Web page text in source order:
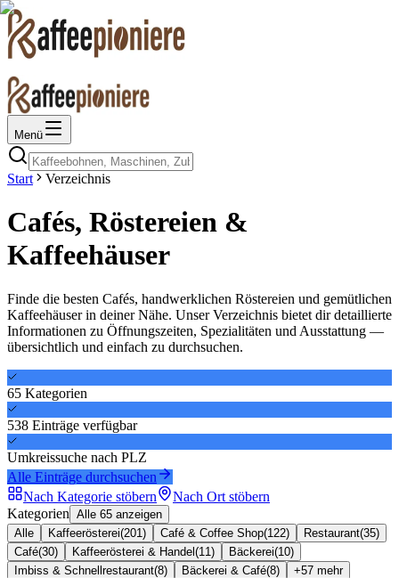
Menü
Start Verzeichnis
Cafés, Röstereien &
Kaffeehäuser
Finde die besten Cafés, handwerklichen Röstereien und gemütlichen
Kaffeehäuser in deiner Nähe. Unser Verzeichnis bietet dir detaillierte
Informationen zu Öffnungszeiten, Spezialitäten und Ausstattung —
übersichtlich und einfach zu durchsuchen.
65 Kategorien
538 Einträge verfügbar
Umkreissuche nach PLZ
Alle Einträge durchsuchen
Nach Kategorie stöbern
Nach Ort stöbern
Kategorien Alle 65 anzeigen
Alle
Kaffeerösterei(201 ) Café & Coffee Shop(122) Restaurant(35)
Café(30) Kaffeerösterei & Handel (11 ) Bäckerei(10)
Imbiss & Schnellrestaurant(8) Bäckerei & Café(8) +57 mehr